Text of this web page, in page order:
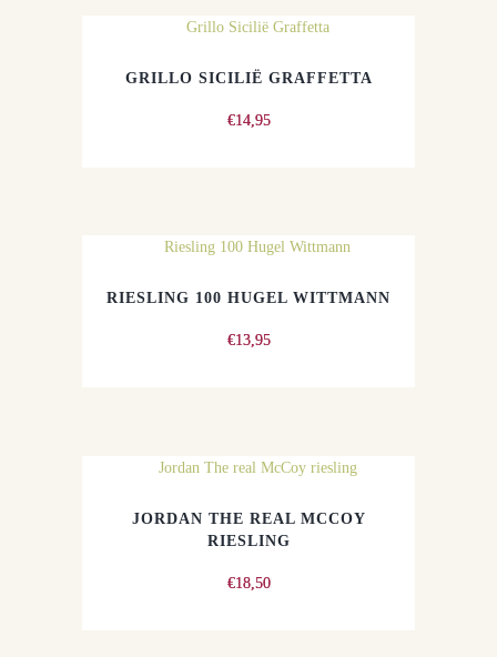
GRILLO SICILIË GRAFFETTA
€14,95
RIESLING 100 HUGEL WITTMANN
€13,95
JORDAN THE REAL MCCOY
RIESLING
€18,50